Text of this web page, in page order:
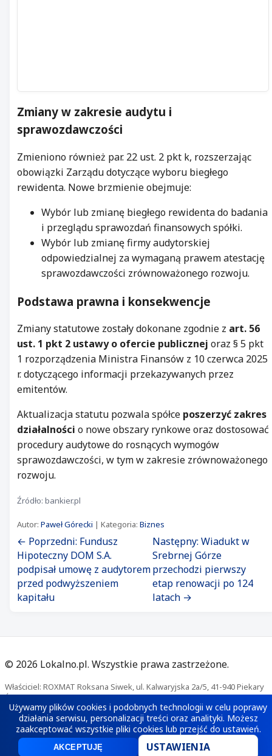
Zmiany w zakresie audytu i
sprawozdawczości
Zmieniono również par. 22 ust. 2 pkt k, rozszerzając
obowiązki Zarządu dotyczące wyboru biegłego
rewidenta. Nowe brzmienie obejmuje:
Wybór lub zmianę biegłego rewidenta do badania
i przeglądu sprawozdań finansowych spółki.
Wybór lub zmianę firmy audytorskiej
odpowiedzialnej za wymaganą prawem atestację
sprawozdawczości zrównoważonego rozwoju.
Podstawa prawna i konsekwencje
Zmiany statutowe zostały dokonane zgodnie z art. 56
ust. 1 pkt 2 ustawy o ofercie publicznej oraz § 5 pkt
1 rozporządzenia Ministra Finansów z 10 czerwca 2025
r. dotyczącego informacji przekazywanych przez
emitentów.
Aktualizacja statutu pozwala spółce poszerzyć zakres
działalności o nowe obszary rynkowe oraz dostosować
procedury audytowe do rosnących wymogów
sprawozdawczości, w tym w zakresie zrównoważonego
rozwoju.
Źródło: bankier.pl
Autor: Paweł Górecki | Kategoria: Biznes
← Poprzedni: Fundusz
Hipoteczny DOM S.A.
podpisał umowę z audytorem
przed podwyższeniem
kapitału
Następny: Wiadukt w
Srebrnej Górze
przechodzi pierwszy
etap renowacji po 124
latach →
© 2026 Lokalno.pl. Wszystkie prawa zastrzeżone.
Właściciel: ROXMAT Roksana Siwek, ul. Kalwaryjska 2a/5, 41-940 Piekary
Śląskie. Kontakt:redakcja@lokalno.pl
Polityka prywatności·Polityka cookies
Używamy plików cookies i podobnych technologii w celu poprawy
działania serwisu, personalizacji treści oraz analityki. Możesz
zaakceptować wszystkie pliki cookies lub przejść do ustawień.
AKCEPTUJĘ USTAWIENIA